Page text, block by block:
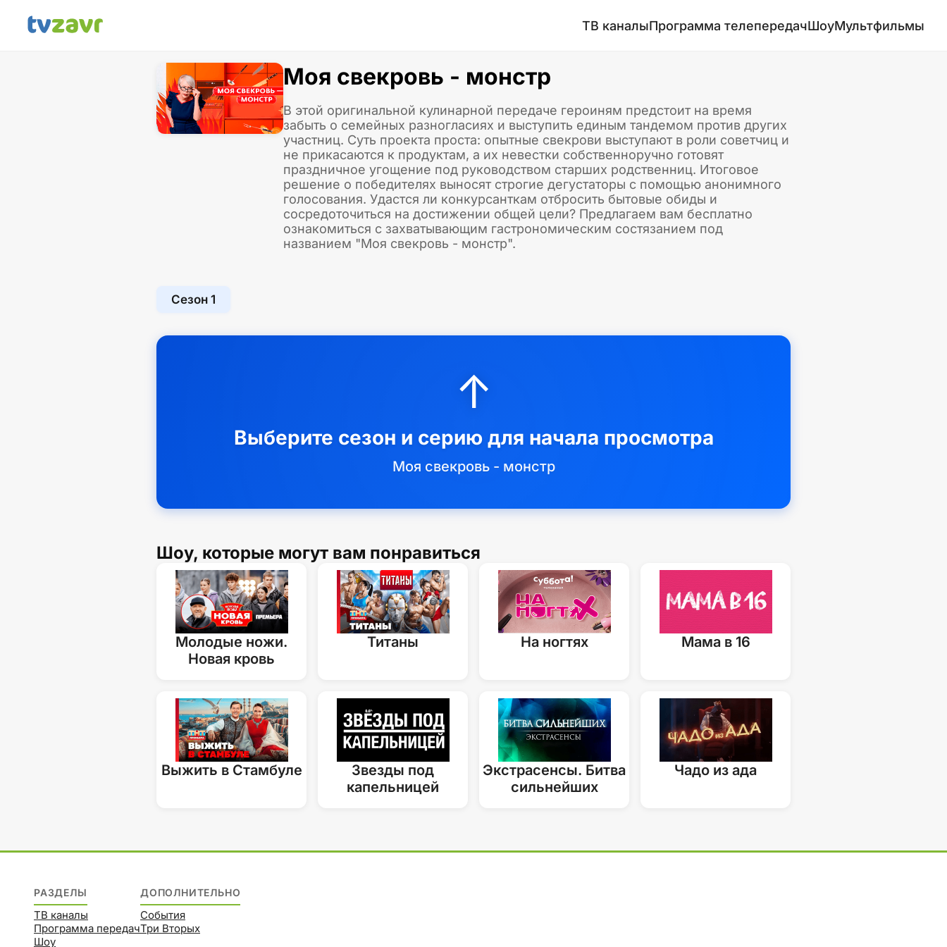
ТВ каналыПрограмма телепередачШоуМультфильмы
Моя свекровь - монстр
В этой оригинальной кулинарной передаче героиням предстоит на время
забыть о семейных разногласиях и выступить единым тандемом против других
участниц. Суть проекта проста: опытные свекрови выступают в роли советчиц и
не прикасаются к продуктам, а их невестки собственноручно готовят
праздничное угощение под руководством старших родственниц. Итоговое
решение о победителях выносят строгие дегустаторы с помощью анонимного
голосования. Удастся ли конкурсанткам отбросить бытовые обиды и
сосредоточиться на достижении общей цели? Предлагаем вам бесплатно
ознакомиться с захватывающим гастрономическим состязанием под
названием "Моя свекровь - монстр".
Сезон 1
↑
Выберите сезон и серию для начала просмотра
Моя свекровь - монстр
Шоу, которые могут вам понравиться
Молодые ножи.
Новая кровь
Титаны На ногтях Мама в 16
Выжить в Стамбуле
Звезды под
капельницей
Экстрасенсы. Битва
сильнейших
Чадо из ада
РАЗДЕЛЫ
ТВ каналы
Программа передач
Шоу
ДОПОЛНИТЕЛЬНО
События
Три Вторых